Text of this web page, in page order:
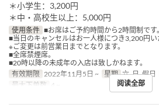
＊小学生：3,200円
＊中・高校生以上：5,000円
使用条件 ■お席はご予約時間から2時間制です。
■当日のキャンセルはお一人様につき3,200円い
※ご変更は前営業日までとなります。
■全席禁煙席。
■20時以降の未成年の入店は致しかねます。
有效期限 2022年11月5日 ~ 星期 六, 日, 假日
最大下单数
4 ~ 阅读全部